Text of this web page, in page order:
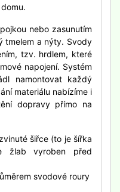
nebo zasunutím
tmelem a nýty. Svody
tzv. hrdlem, které
napojení. Systém
namontovat každý
materiálu nabízíme i
dopravy přímo na
šiřce (to je šířka
žlab vyroben před
svodové roury